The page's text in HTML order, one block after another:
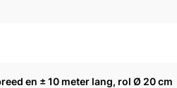
en ± 10 meter lang, rol Ø 20 cm